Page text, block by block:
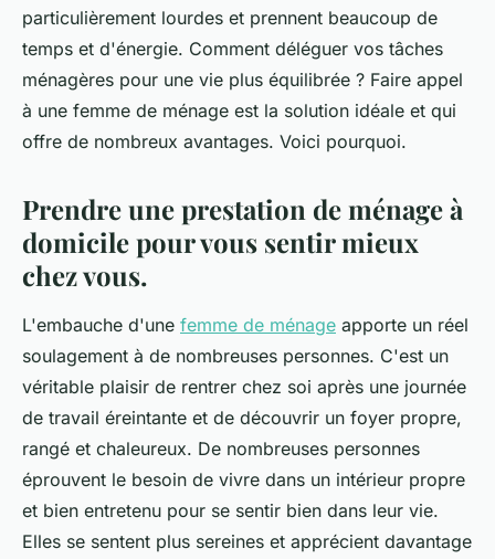
particulièrement lourdes et prennent beaucoup de
temps et d'énergie. Comment déléguer vos tâches
ménagères pour une vie plus équilibrée ? Faire appel
à une femme de ménage est la solution idéale et qui
offre de nombreux avantages. Voici pourquoi.
Prendre une prestation de ménage à
domicile pour vous sentir mieux
chez vous.
L'embauche d'une femme de ménage apporte un réel
soulagement à de nombreuses personnes. C'est un
véritable plaisir de rentrer chez soi après une journée
de travail éreintante et de découvrir un foyer propre,
rangé et chaleureux. De nombreuses personnes
éprouvent le besoin de vivre dans un intérieur propre
et bien entretenu pour se sentir bien dans leur vie.
Elles se sentent plus sereines et apprécient davantage